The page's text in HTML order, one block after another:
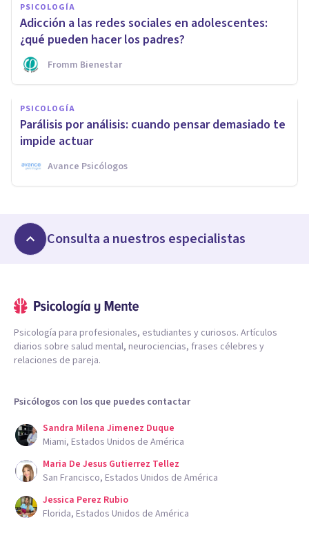
PSICOLOGÍA
Adicción a las redes sociales en adolescentes:
¿qué pueden hacer los padres?
Fromm Bienestar
PSICOLOGÍA
Parálisis por análisis: cuando pensar demasiado te
impide actuar
Avance Psicólogos
Consulta a nuestros especialistas
Psicología para profesionales, estudiantes y curiosos. Artículos
diarios sobre salud mental, neurociencias, frases célebres y
relaciones de pareja.
Psicólogos con los que puedes contactar
Sandra Milena Jimenez Duque
Miami, Estados Unidos de América
Maria De Jesus Gutierrez Tellez
San Francisco, Estados Unidos de América
Jessica Perez Rubio
Florida, Estados Unidos de América